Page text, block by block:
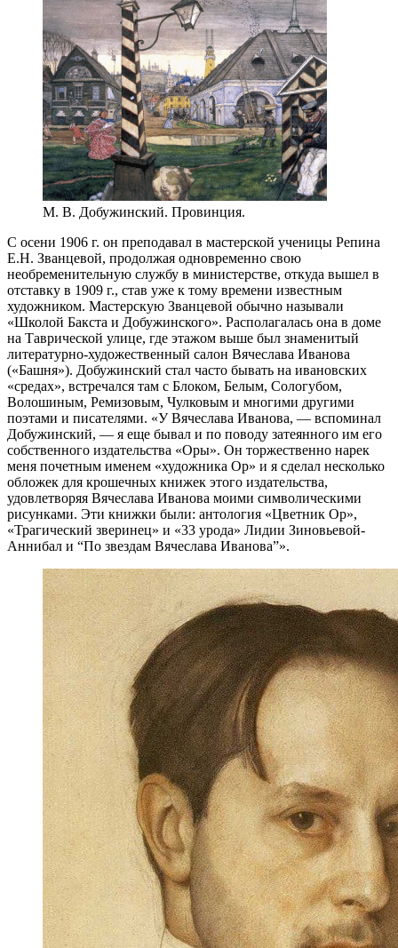
М. В. Добужинский. Провинция.
С осени 1906 г. он преподавал в мастерской ученицы Репина
Е.Н. Званцевой, продолжая одновременно свою
необременительную службу в министерстве, откуда вышел в
отставку в 1909 г., став уже к тому времени известным
художником. Мастерскую Званцевой обычно называли
«Школой Бакста и Добужинского». Располагалась она в доме
на Таврической улице, где этажом выше был знаменитый
литературно-художественный салон Вячеслава Иванова
(«Башня»). Добужинский стал часто бывать на ивановских
«средах», встречался там с Блоком, Белым, Сологубом,
Волошиным, Ремизовым, Чулковым и многими другими
поэтами и писателями. «У Вячеслава Иванова, — вспоминал
Добужинский, — я еще бывал и по поводу затеянного им его
собственного издательства «Оры». Он торжественно нарек
меня почетным именем «художника Ор» и я сделал несколько
обложек для крошечных книжек этого издательства,
удовлетворяя Вячеслава Иванова моими символическими
рисунками. Эти книжки были: антология «Цветник Ор»,
«Трагический зверинец» и «33 урода» Лидии Зиновьевой-
Аннибал и “По звездам Вячеслава Иванова”».